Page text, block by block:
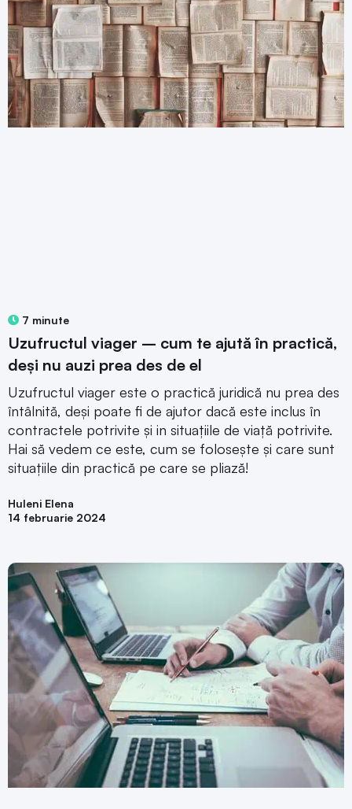
7 minute
Uzufructul viager – cum te ajută în practică,
deși nu auzi prea des de el
Uzufructul viager este o practică juridică nu prea des
întâlnită, deși poate fi de ajutor dacă este inclus în
contractele potrivite și in situațiile de viață potrivite.
Hai să vedem ce este, cum se folosește și care sunt
situațiile din practică pe care se pliază!
Huleni Elena
14 februarie 2024